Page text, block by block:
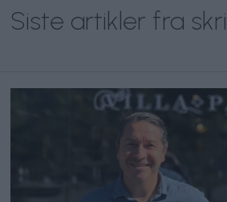
Siste artikler fra